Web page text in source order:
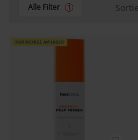
Alle Filter 1
NUR WENIGE AM LAGER